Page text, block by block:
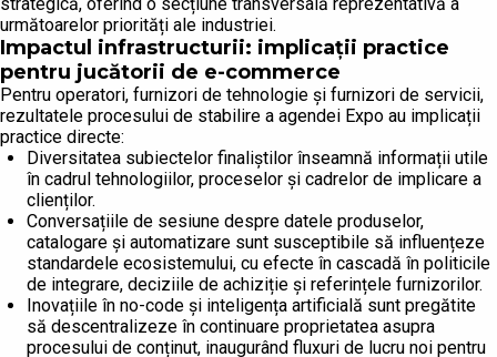
următoarelor priorități ale industriei.
Impactul infrastructurii: implicații practice
pentru jucătorii de e-commerce
Pentru operatori, furnizori de tehnologie și furnizori de servicii,
rezultatele procesului de stabilire a agendei Expo au implicații
practice directe:
Diversitatea subiectelor finaliștilor înseamnă informații utile
în cadrul tehnologiilor, proceselor și cadrelor de implicare a
clienților.
Conversațiile de sesiune despre datele produselor,
catalogare și automatizare sunt susceptibile să influențeze
standardele ecosistemului, cu efecte în cascadă în politicile
de integrare, deciziile de achiziție și referințele furnizorilor.
Inovațiile în no-code și inteligența artificială sunt pregătite
să descentralizeze în continuare proprietatea asupra
procesului de conținut, inaugurând fluxuri de lucru noi pentru